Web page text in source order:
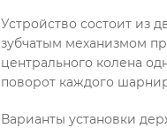
Устройство состоит из
зубчатым механизмом
центрального колена
поворот каждого
Варианты установки